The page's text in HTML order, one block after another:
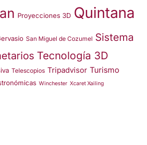
Proyecciones 3D Quintana
San Miguel de Cozumel Sistema
Tecnología 3D
Telescopios Tripadvisor Turismo
Winchester Xcaret Xailing